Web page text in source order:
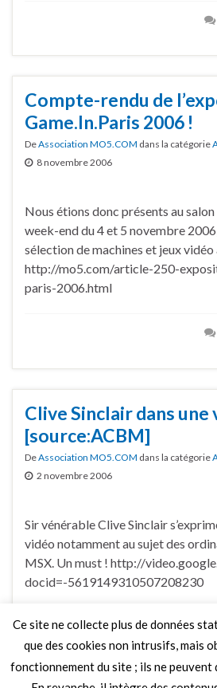
Compte-rendu de
Game.In.Paris 2006 !
DeAssociation MO5.COM dans la catégorie
8 novembre 2006
Nous étions donc présents au
week-end du 4 et 5 novembre
sélection de machines et jeux vidéo
http://mo5.com/article-250-
paris-2006.html
Clive Sinclair dans une
[source:ACBM]
DeAssociation MO5.COM dans la catégorie
2 novembre 2006
Sir vénérable Clive Sinclair
vidéo notamment au sujet des
MSX. Un must ! http://
docid=-5619149310507208230
Ce site ne collecte plus de données
que des cookies non intrusifs, mais
fonctionnement du site ; ils ne peuvent